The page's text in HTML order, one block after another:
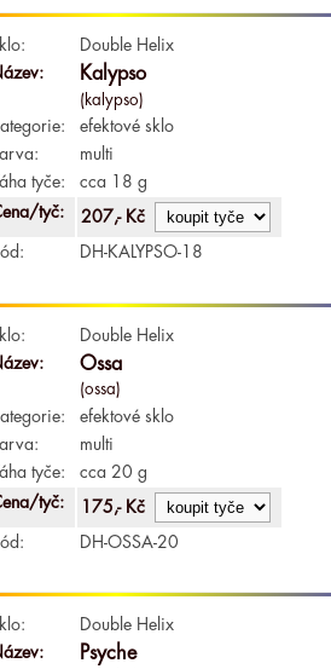
Double Helix
Kalypso
(kalypso)
efektové sklo
multi
tyče:
cca 18 g
tyč:
207,- Kč
DH-KALYPSO-18
Double Helix
Ossa
(ossa)
efektové sklo
multi
tyče:
cca 20 g
tyč:
175,- Kč
DH-OSSA-20
Double Helix
Psyche